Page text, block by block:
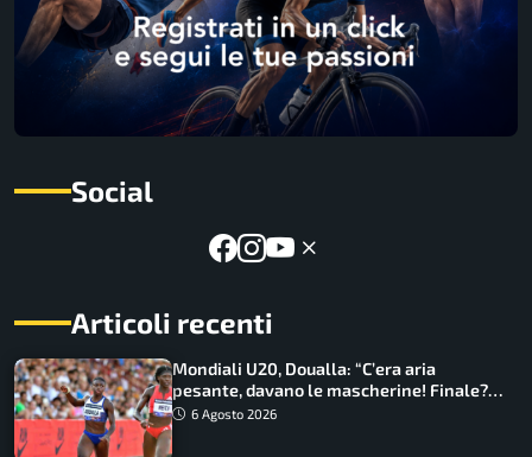
Social
Articoli recenti
Mondiali U20, Doualla: “C’era aria
pesante, davano le mascherine! Finale?
Non ho nulla da perdere”
6 Agosto 2026